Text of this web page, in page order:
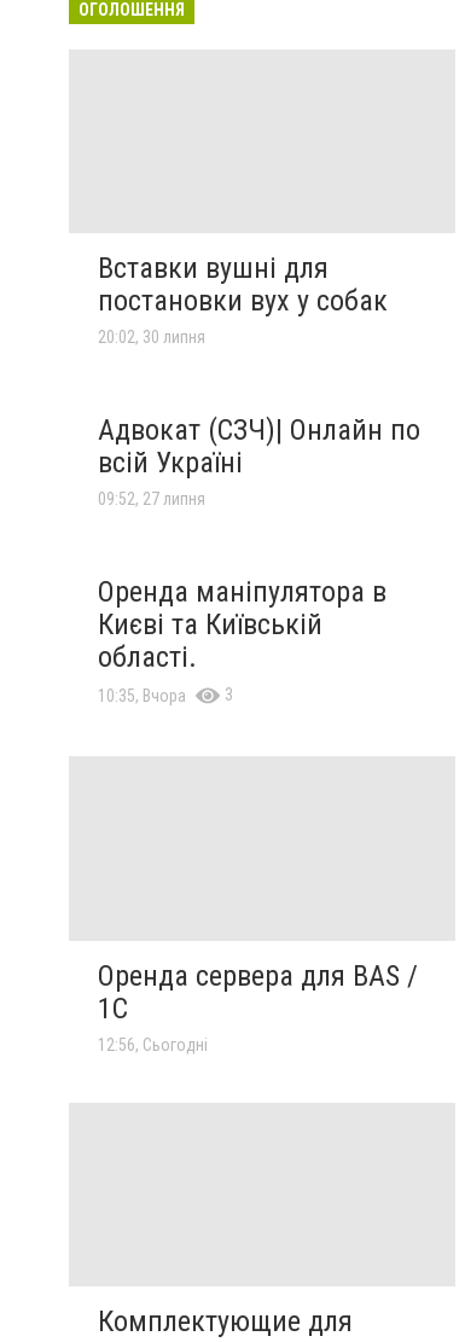
ОГОЛОШЕННЯ
Вставки вушні для
постановки вух у собак
20:02, 30 липня
Адвокат (СЗЧ)| Онлайн по
всій Україні
09:52, 27 липня
Оренда маніпулятора в
Києві та Київській
області.
10:35, Вчора 3
Оренда сервера для BAS /
1C
12:56, Сьогодні
Комплектующие для